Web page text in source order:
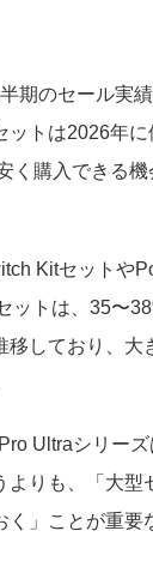
期のセール実
ットは2026年
く購入できる機
Kitセットや
ットは、35〜
移しており、大
Ultraシリー
よりも、「大型
く」ことが重要